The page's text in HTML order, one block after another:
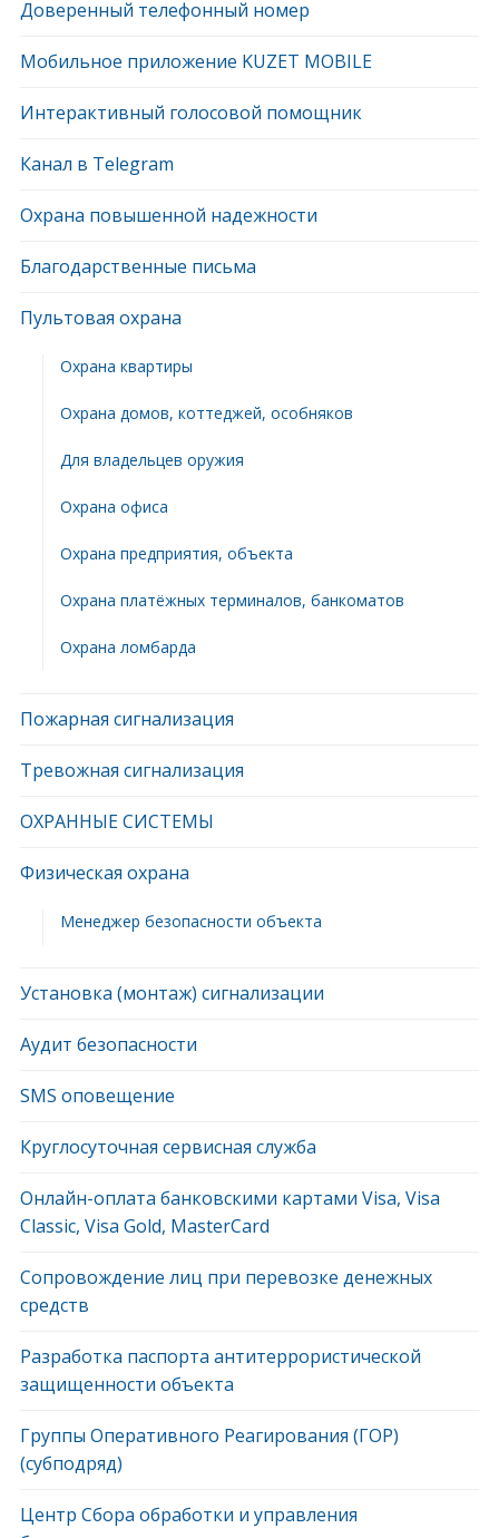
Доверенный телефонный номер
Мобильное приложение KUZET MOBILE
Интерактивный голосовой помощник
Канал в Telegram
Охрана повышенной надежности
Благодарственные письма
Пультовая охрана
Охрана квартиры
Охрана домов, коттеджей, особняков
Для владельцев оружия
Охрана офиса
Охрана предприятия, объекта
Охрана платёжных терминалов, банкоматов
Охрана ломбарда
Пожарная сигнализация
Тревожная сигнализация
ОХРАННЫЕ СИСТЕМЫ
Физическая охрана
Менеджер безопасности объекта
Установка (монтаж) сигнализации
Аудит безопасности
SMS оповещение
Круглосуточная сервисная служба
Онлайн-оплата банковскими картами Visa, Visa
Classic, Visa Gold, MasterCard
Сопровождение лиц при перевозке денежных
средств
Разработка паспорта антитеррористической
защищенности объекта
Группы Оперативного Реагирования (ГОР)
(субподряд)
Центр Сбора обработки и управления